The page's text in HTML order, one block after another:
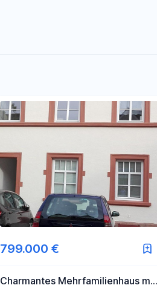
799.000 €
Charmantes Mehrfamilienhaus mit